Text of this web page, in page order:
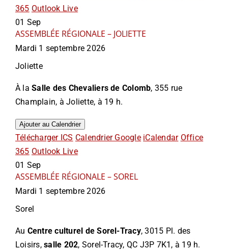
365 Outlook Live
01 Sep
ASSEMBLÉE RÉGIONALE – JOLIETTE
Mardi 1 septembre 2026
Joliette
À laSalle des Chevaliers de Colomb, 355 rue
Champlain, à Joliette, à 19 h.
Ajouter au Calendrier
Télécharger ICS Calendrier Google iCalendar Office
365 Outlook Live
01 Sep
ASSEMBLÉE RÉGIONALE – SOREL
Mardi 1 septembre 2026
Sorel
Au Centre culturel de Sorel-Tracy, 3015 Pl. des
Loisirs,salle 202, Sorel-Tracy, QC J3P 7K1, à 19 h.